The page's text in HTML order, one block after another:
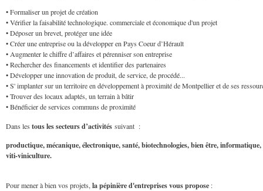
• Formaliser un projet de création
• Vérifier la faisabilité technologique. commerciale et économique d'un projet
• Déposer un brevet, protéger une idée
• Créer une entreprise ou la développer en Pays Coeur d’Hérault
• Augmenter le chiffre d’affaires et pérenniser son entreprise
• Rechercher des financements et identifier des partenaires
• Développer une innovation de produit, de service, de procédé...
• S' implanter sur un territoire en développement à proximité de Montpellier et de ses
• Trouver des locaux adaptés, un terrain à bâtir
• Bénéficier de services communs de proximité
Dans les tous les secteurs d’activités suivant :
productique, mécanique, électronique, santé, biotechnologies, bien être,
viti-viniculture.
Pour mener à bien vos projets, la pépinière d'entreprises vous propose :